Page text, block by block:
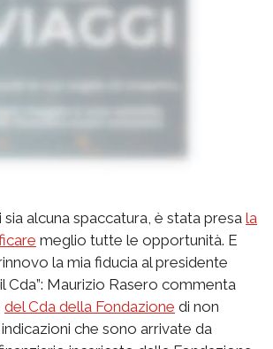
sia alcuna spaccatura, è stata presa la
meglio tutte le opportunità. E
la mia fiducia al presidente
Cda”: Maurizio Rasero commenta
del Cda della Fondazione di non
che sono arrivate da